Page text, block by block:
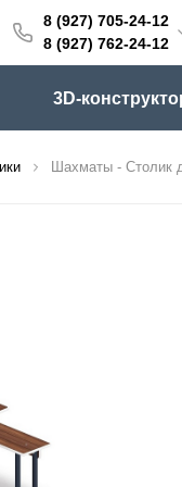
8 (927) 705-24-12
8 (927) 762-24-12
24-12
24-12
3D-
Шахматы - Столик